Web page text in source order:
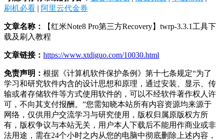
刷机必看 | 阿里云代金券
文章名称：
【红米Note8 Pro第三方Recovery】twrp-3.3.1工具下
载及刷入教程
文章链接： https://www.xtdiguo.com/10030.html
免责声明： 根据《计算机软件保护条例》第十七条规定“为了
学习和研究软件内含的设计思想和原理，通过安装、显示、传
输或者存储软件等方式使用软件的，可以不经软件著作权人许
可，不向其支付报酬。”您需知晓本站所有内容资源均来源于
网络，仅供用户交流学习与研究使用，版权归属原版权方所
有，版权争议与本站无关，用户本人下载后不能用作商业或非
法用途，需在24个小时之内从您的电脑中彻底删除上述内容，